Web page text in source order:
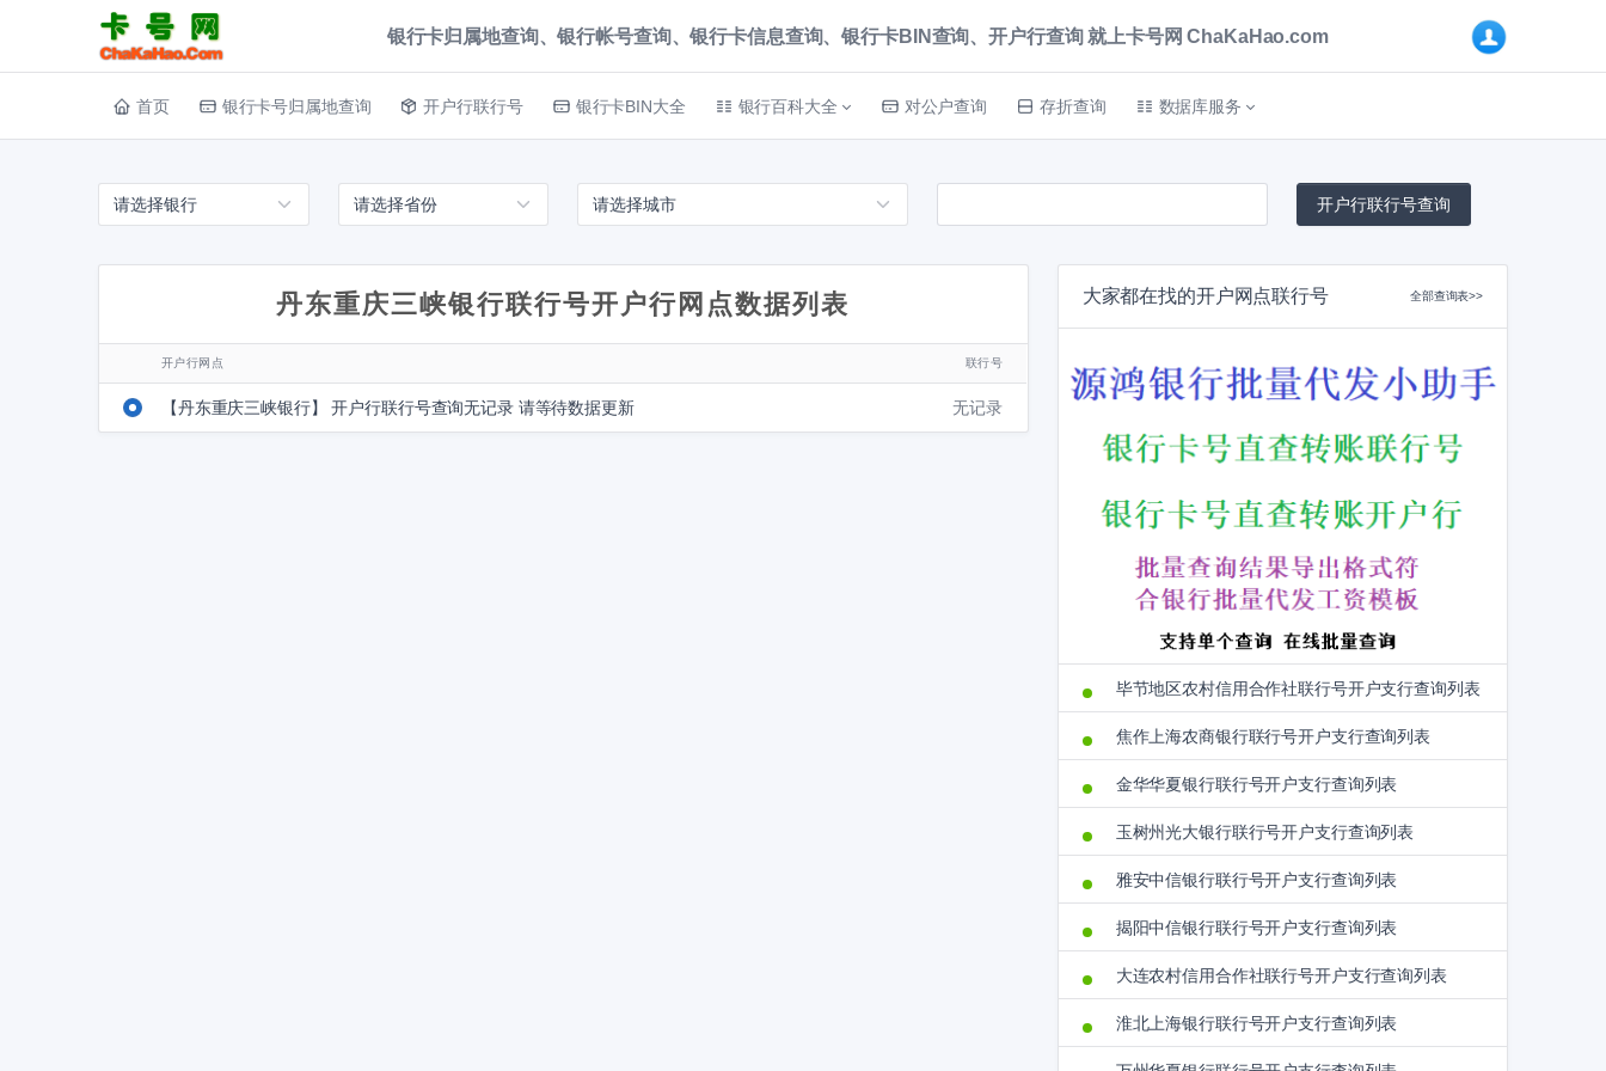
银行卡归属地查询、银行帐号查询、银行卡信息查询、银行卡BIN查询、开户行查询 就上卡号网 ChaKaHao.com
首页 银行卡号归属地查询 开户行联行号 银行卡BIN大全 银行百科大全 对公户查询 存折查询 数据库服务
丹东重庆三峡银行联行号开户行网点数据列表
开户行网点 联行号
【丹东重庆三峡银行】 开户行联行号查询无记录 请等待数据更新 无记录
大家都在找的开户网点联行号 全部查询表>>
毕节地区农村信用合作社联行号开户支行查询列表
焦作上海农商银行联行号开户支行查询列表
金华华夏银行联行号开户支行查询列表
玉树州光大银行联行号开户支行查询列表
雅安中信银行联行号开户支行查询列表
揭阳中信银行联行号开户支行查询列表
大连农村信用合作社联行号开户支行查询列表
淮北上海银行联行号开户支行查询列表